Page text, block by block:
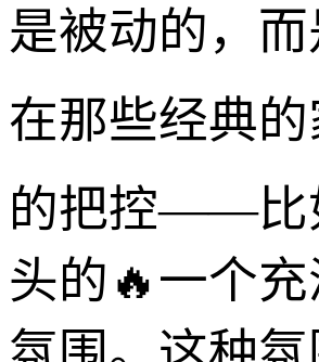
是被动的，
在那些经典
的把控——比
头的🔥一个